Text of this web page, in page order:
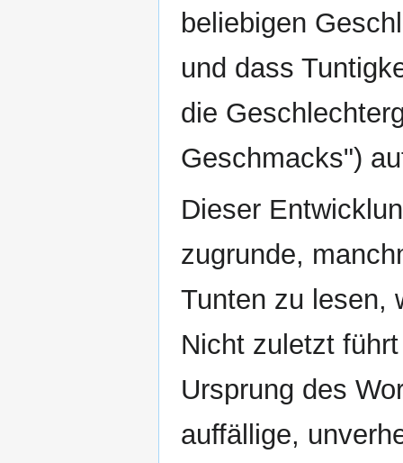
beliebigen
und dass
die
Geschmacks")
Dieser
zugrunde,
Tunten zu lesen,
Nicht zuletzt
Ursprung des
auffällige,